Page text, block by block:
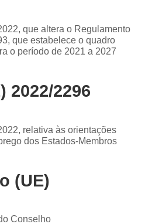
que altera o Regulamento
que estabelece o quadro
o período de 2021 a 2027
2022/2296
relativa às orientações
dos Estados-Membros
(UE)
Conselho